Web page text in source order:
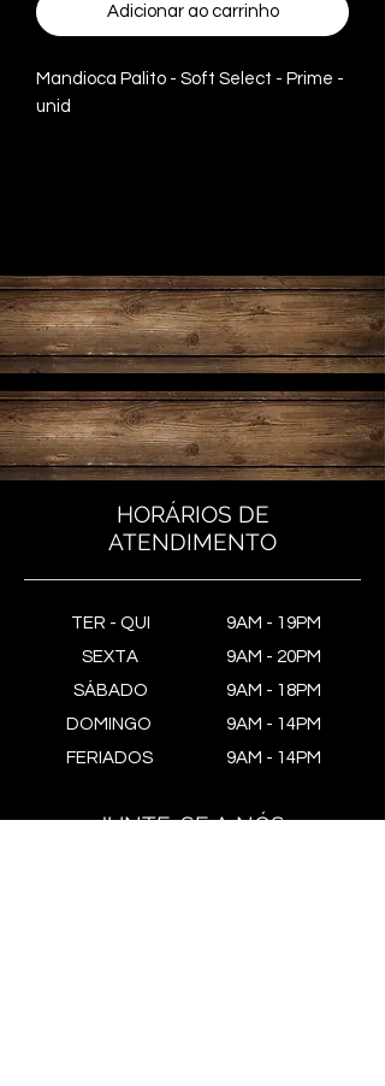
Adicionar ao carrinho
Mandioca Palito - Soft Select - Prime -
unid
HORÁRIOS DE
ATENDIMENTO
TER - QUI
SEXTA
SÁBADO
DOMINGO
FERIADOS
9AM - 19PM
9AM - 20PM
9AM - 18PM
9AM - 14PM
9AM - 14PM
JUNTE-SE A NÓS